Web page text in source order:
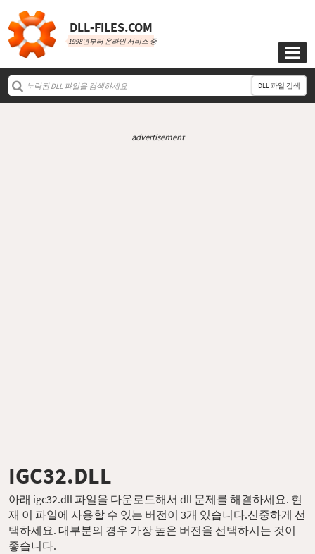
DLL‑FILES.COM
1998년부터 온라인 서비스 중

DLL 파일 검색
advertisement
IGC32.DLL
아래 igc32.dll 파일을 다운로드해서 dll 문제를 해결하세요. 현
재 이 파일에 사용할 수 있는 버전이 3개 있습니다.신중하게 선
택하세요. 대부분의 경우 가장 높은 버전을 선택하시는 것이
좋습니다.